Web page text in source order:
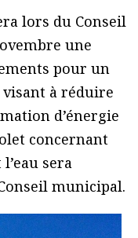
lors du Conseil
une
pour un
à réduire
d’énergie
concernant
sera
municipal.